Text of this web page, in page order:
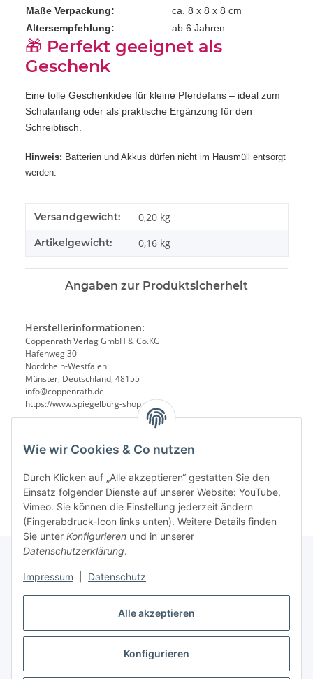
Alle akzeptieren
Konfigurieren
Wie wir Cookies & Co nutzen
Durch Klicken auf „Alle akzeptieren“ gestatten Sie den
Einsatz folgender Dienste auf unserer Website: YouTube,
Vimeo. Sie können die Einstellung jederzeit ändern
(Fingerabdruck-Icon links unten). Weitere Details finden
Sie unter Konfigurieren und in unserer
Datenschutzerklärung.
Impressum Datenschutz
Maße Verpackung:
ca. 8 x 8 x 8 cm
Altersempfehlung:
ab 6 Jahren
🎁 Perfekt geeignet als
Geschenk
Eine tolle Geschenkidee für kleine Pferdefans – ideal zum
Schulanfang oder als praktische Ergänzung für den
Schreibtisch.
Hinweis: Batterien und Akkus dürfen nicht im Hausmüll entsorgt
werden.
Produkteigenschaft
Wert
Versandgewicht: 0,20 kg
Artikelgewicht: 0,16 kg
Angaben zur Produktsicherheit
Herstellerinformationen:
Coppenrath Verlag GmbH & Co.KG
Hafenweg 30
Nordrhein-Westfalen
Münster, Deutschland, 48155
info@coppenrath.de
https://www.spiegelburg-shop.de/
Gesetzliche Informationen